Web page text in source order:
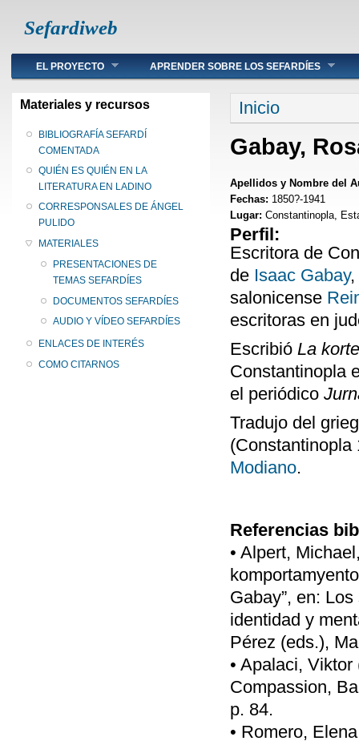
Sefardiweb
Main menu
EL PROYECTO APRENDER SOBRE LOS SEFARDÍES
Materiales y recursos
BIBLIOGRAFÍA SEFARDÍ
COMENTADA
QUIÉN ES QUIÉN EN LA
LITERATURA EN LADINO
CORRESPONSALES DE ÁNGEL
PULIDO
MATERIALES
PRESENTACIONES DE
TEMAS SEFARDÍES
DOCUMENTOS SEFARDÍES
AUDIO Y VÍDEO SEFARDÍES
ENLACES DE INTERÉS
COMO CITARNOS
Se encuentra
Inicio
Gabay,
Apellidos y Nombre del
Fechas: 1850?-1941
Lugar: Constantinopla,
Perfil:
Escritora de
de Isaac Gabay,
salonicense
escritoras en
Escribió La
Constantinopla
el periódico
Tradujo del
Modiano.
Referencias
• Alpert,
Gabay”, en:
identidad y
Pérez (eds.),
• Apalaci,
Compassion,
p. 84.
• Romero,